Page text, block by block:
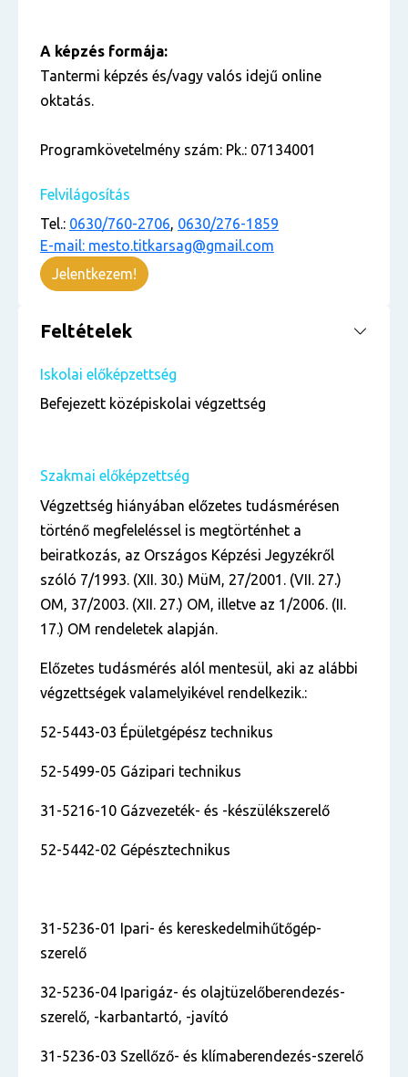
A képzés formája:
Tantermi képzés és/vagy valós idejű online
oktatás.
Programkövetelmény szám: Pk.: 07134001
Felvilágosítás
Tel.: 0630/760-2706, 0630/276-1859
E-mail: mesto.titkarsag@gmail.com
Jelentkezem!
Feltételek
Iskolai előképzettség
Befejezett középiskolai végzettség
Szakmai előképzettség
Végzettség hiányában előzetes tudásmérésen
történő megfeleléssel is megtörténhet a
beiratkozás, az Országos Képzési Jegyzékről
szóló 7/1993. (XII. 30.) MüM, 27/2001. (VII. 27.)
OM, 37/2003. (XII. 27.) OM, illetve az 1/2006. (II.
17.) OM rendeletek alapján.
Előzetes tudásmérés alól mentesül, aki az alábbi
végzettségek valamelyikével rendelkezik.:
52-5443-03 Épületgépész technikus
52-5499-05 Gázipari technikus
31-5216-10 Gázvezeték- és -készülékszerelő
52-5442-02 Gépésztechnikus
31-5236-01 Ipari- és kereskedelmihűtőgép-
szerelő
32-5236-04 Iparigáz- és olajtüzelőberendezés-
szerelő, -karbantartó, -javító
31-5236-03 Szellőző- és klímaberendezés-szerelő